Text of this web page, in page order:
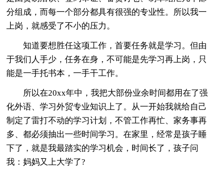
分组成，而每一个部分都具有很强的专业性。所以我一
上岗，就感受了不小的压力。
知道要想胜任这项工作，首要任务就是学习。但由
于我们人手少，任务在身，不可能是先学习再上岗，只
能是一手托书本，一手干工作。
所以在20xx年中，我把大部份业余时间都用在了强
化外语、学习外贸专业知识上了。从一开始我就给自己
制定了雷打不动的学习计划，不管工作再忙、家务事再
多、都必须抽出一些时间学习。在家里，经常是孩子睡
下了，就是我最踏实的学习机会，时间长了，孩子问
我：妈妈又上大学了?